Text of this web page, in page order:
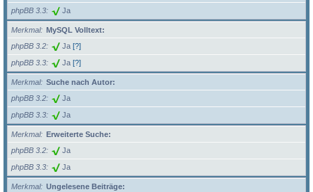
phpBB 3.3 Ja
Merkmal
MySQL Volltext:
phpBB 3.2
Ja [?]
phpBB 3.3 Ja [?]
Merkmal
Suche nach Autor:
phpBB 3.2
Ja
phpBB 3.3 Ja
Merkmal
Erweiterte Suche:
phpBB 3.2
Ja
phpBB 3.3 Ja
Merkmal
Ungelesene Beiträge: